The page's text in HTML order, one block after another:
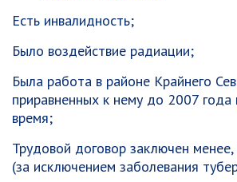
Есть инвалидность;
Было воздействие радиации;
Была работа в районе Крайнего
приравненных к нему до 2007
время;
Трудовой договор заключен
(за исключением заболевания